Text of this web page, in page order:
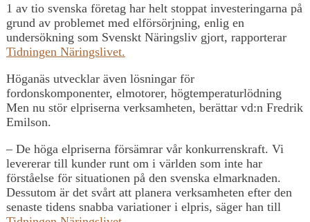
1 av tio svenska företag har helt stoppat investeringarna på
grund av problemet med elförsörjning, enlig en
undersökning som Svenskt Näringsliv gjort, rapporterar
Tidningen Näringslivet.
Höganäs utvecklar även lösningar för
fordonskomponenter, elmotorer, högtemperaturlödning
Men nu stör elpriserna verksamheten, berättar vd:n Fredrik
Emilson.
– De höga elpriserna försämrar vår konkurrenskraft. Vi
levererar till kunder runt om i världen som inte har
förståelse för situationen på den svenska elmarknaden.
Dessutom är det svårt att planera verksamheten efter den
senaste tidens snabba variationer i elpris, säger han till